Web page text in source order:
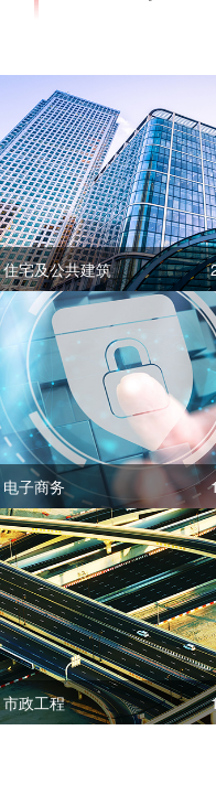
住宅及公共建筑
电子商务
市政工程